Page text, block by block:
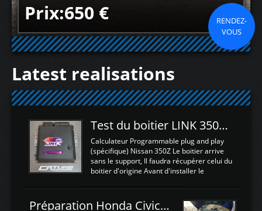
Prix:650 €
RENDEZ-
VOUS
Latest realisations
Test du boitier LINK 350Z Plugin ECU
Calculateur Programmable plug and play
(spécifique) Nissan 350Z Le boitier arrive
sans le support, Il faudra récupérer celui du
boitier d'origine Avant d'installer le
d'envoyer l'information de la large bande
Préparation Honda Civic Type R FK2